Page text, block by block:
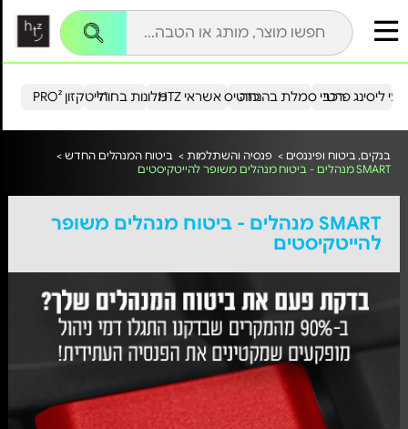
הייטקזון PRO²מלונות בחו"ל כרטיס אשראי HTZ ליסינג פרטירכבי סמלת בהנחה
בנקים, ביטוח ופיננסים > פנסיה והשתלמות > ביטוח המנהלים החדש >
SMART מנהלים - ביטוח מנהלים משופר להייטקיסטים
SMART מנהלים - ביטוח מנהלים משופר
להייטקיסטים